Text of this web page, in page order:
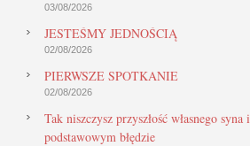
03/08/2026
JESTEŚMY JEDNOŚCIĄ
02/08/2026
PIERWSZE SPOTKANIE
02/08/2026
Tak niszczysz przyszłość własnego
podstawowym błędzie